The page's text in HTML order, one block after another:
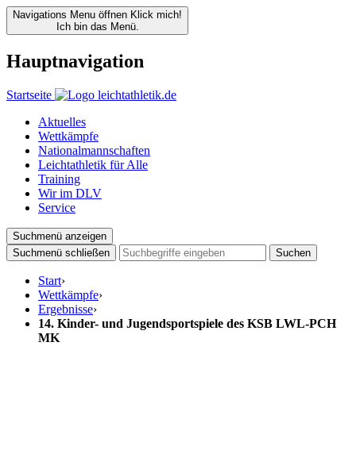
Navigations Menu öffnen Klick mich!
Ich bin das Menü.
Hauptnavigation
Startseite
Aktuelles
Wettkämpfe
Nationalmannschaften
Leichtathletik für Alle
Training
Wir im DLV
Service
Suchmenü anzeigen
Suchmenü schließen
Suchen
Start›
Wettkämpfe›
Ergebnisse›
14. Kinder- und Jugendsportspiele des KSB LWL-PCH
MK